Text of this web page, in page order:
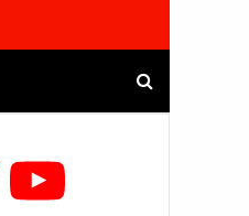
YouTube